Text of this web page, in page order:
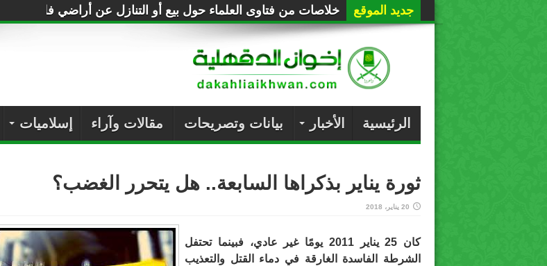
جديد الموقع خلاصات من فتاوى العلماء حول بيع أو التنازل عن أراضي فلسطين
الرئيسية الأخبار بيانات وتصريحات مقالات وآراء إسلاميات
ثورة يناير بذكراها السابعة.. هل يتحرر الغضب؟
20 يناير، 2018
كان 25 يناير 2011 يومًا غير عادي، فبينما تحتفل
الشرطة الفاسدة الغارقة في دماء القتل والتعذيب